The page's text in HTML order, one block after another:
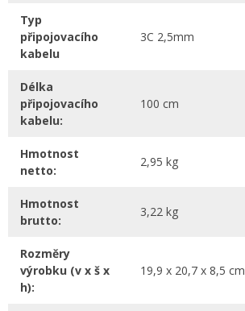
Typ
připojovacího
kabelu
3C 2,5mm
Délka
připojovacího
kabelu:
100 cm
Hmotnost
netto:
2,95 kg
Hmotnost
brutto:
3,22 kg
Rozměry
výrobku (v x š x
h):
19,9 x 20,7 x 8,5 cm